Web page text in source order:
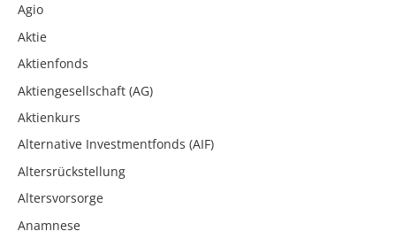
Agio
Aktie
Aktienfonds
Aktiengesellschaft (AG)
Aktienkurs
Alternative Investmentfonds (AIF)
Altersrückstellung
Altersvorsorge
Anamnese